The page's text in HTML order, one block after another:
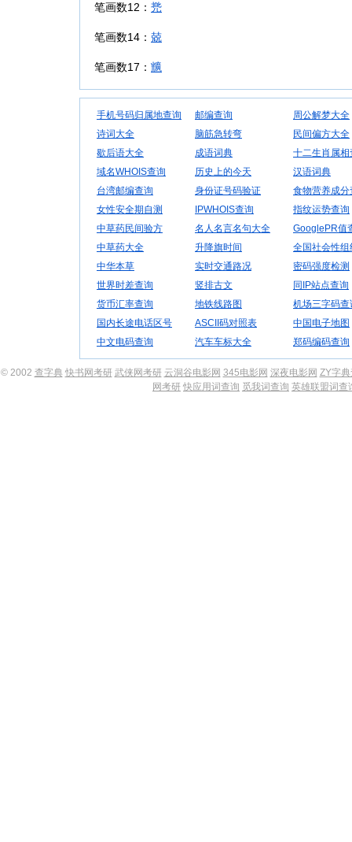
笔画数12： 兠
笔画数14： 兢
笔画数17： 兤
手机号码归属地查询 邮编查询
周公解梦大全
诗词大全
脑筋急转弯
民间偏方大全
歇后语大全
成语词典
十二生肖属相
域名WHOIS查询
历史上的今天
汉语词典
台湾邮编查询
身份证号码验证
食物营养成分
女性安全期自测
IPWHOIS查询
指纹运势查询
中草药民间验方
名人名言名句大全
GooglePR值
中草药大全
升降旗时间
全国社会性组
中华本草
实时交通路况
密码强度检测
世界时差查询
竖排古文
同IP站点查询
货币汇率查询
地铁线路图
机场三字码查
国内长途电话区号
ASCII码对照表
中国电子地图
中文电码查询
汽车车标大全 郑码编码查询
© 2002 查字典 快书网考研 武侠网考研 云洞谷电影网 345电影网 深夜电影网 ZY字
网考研 快应用词查询 觅我词查询 英雄联盟词查